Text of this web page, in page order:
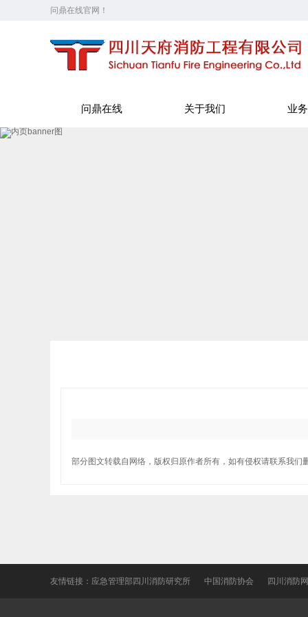
问鼎在线官网！
问鼎在线 关于我们 业
部分图文转载自网络，版权归原作者所有，如有侵权请联系我
友情链接： 应急管理部四川消防研究所 中国消防协会 四川消防网